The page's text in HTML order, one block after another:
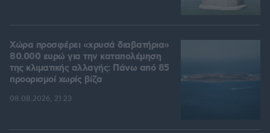
Χώρα προσφέρει «χρυσά διαβατήρια»
80.000 ευρώ για την καταπολέμηση
της κλιματικής αλλαγής: Πάνω από 85
προορισμοί χωρίς βίζα
08.08.2026, 21:23